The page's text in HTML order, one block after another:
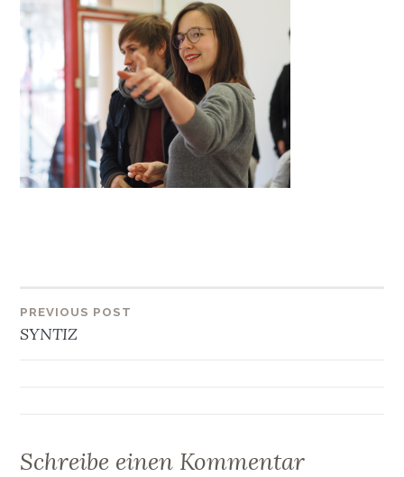
Beitragsnavigation
PREVIOUS POST
SYNTIZ
Schreibe einen Kommentar